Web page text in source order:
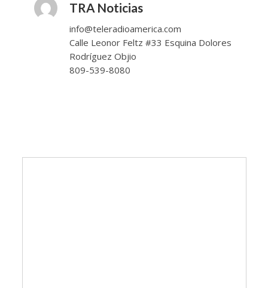
TRA Noticias
info@teleradioamerica.com
Calle Leonor Feltz #33 Esquina Dolores
Rodríguez Objio
809-539-8080